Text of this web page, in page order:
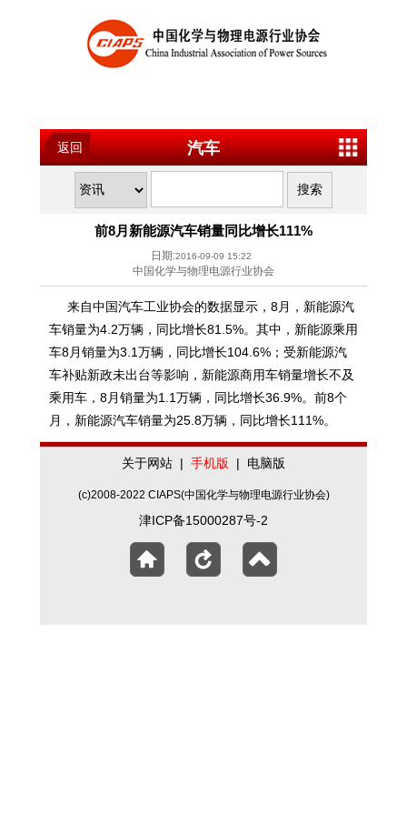
返回 汽车
前8月新能源汽车销量同比增长111%
日期:2016-09-09 15:22
中国化学与物理电源行业协会
来自中国汽车工业协会的数据显示，8月，新能源汽
车销量为4.2万辆，同比增长81.5%。其中，新能源乘用
车8月销量为3.1万辆，同比增长104.6%；受新能源汽
车补贴新政未出台等影响，新能源商用车销量增长不及
乘用车，8月销量为1.1万辆，同比增长36.9%。前8个
月，新能源汽车销量为25.8万辆，同比增长111%。
关于网站 | 手机版 | 电脑版
(c)2008-2022 CIAPS(中国化学与物理电源行业协会)
津ICP备15000287号-2